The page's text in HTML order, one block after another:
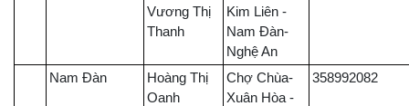
Vương Thị
Thanh
Kim Liên -
Nam Đàn-
Nghệ An
Nam Đàn
Hoàng Thị
Oanh
Chợ Chùa-
Xuân Hòa -
358992082